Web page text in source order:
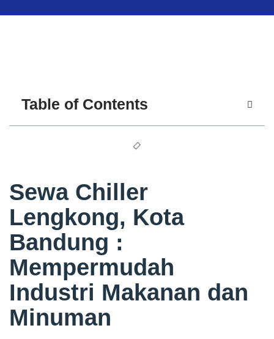
Table of Contents
Sewa Chiller
Lengkong, Kota
Bandung :
Mempermudah
Industri Makanan dan
Minuman